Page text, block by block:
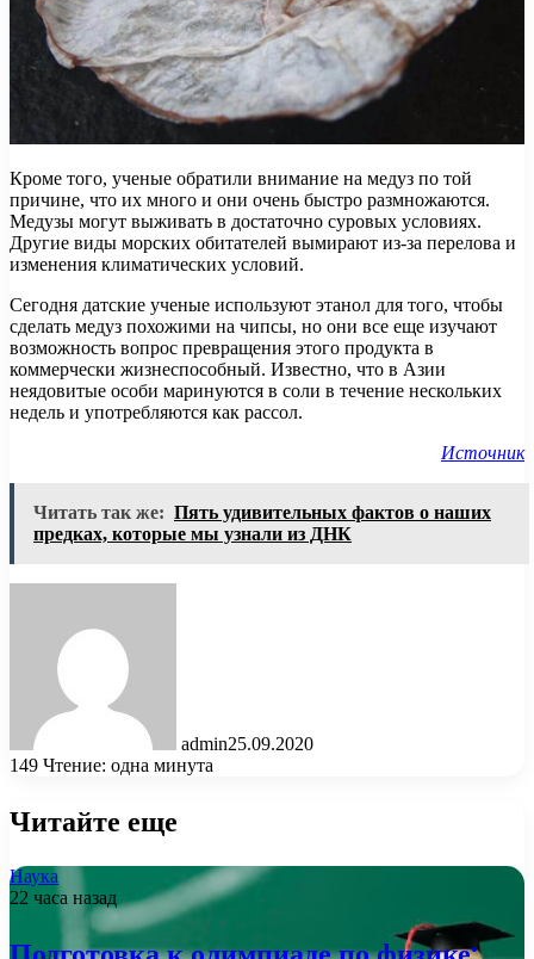
Кроме того, ученые обратили внимание на медуз по той
причине, что их много и они очень быстро размножаются.
Медузы могут выживать в достаточно суровых условиях.
Другие виды морских обитателей вымирают из-за перелова и
изменения климатических условий.
Сегодня датские ученые используют этанол для того, чтобы
сделать медуз похожими на чипсы, но они все еще изучают
возможность вопрос превращения этого продукта в
коммерчески жизнеспособный. Известно, что в Азии
неядовитые особи маринуются в соли в течение нескольких
недель и употребляются как рассол.
Источник
Читать так же: Пять удивительных фактов о наших
предках, которые мы узнали из ДНК
admin25.09.2020
149 Чтение: одна минута
Читайте еще
Наука
22 часа назад